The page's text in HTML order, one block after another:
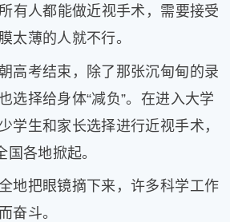
有人都能做近视手术，需要接受
太薄的人就不行。
高考结束，除了那张沉甸甸的录
选择给身体“减负”。在进入大学
学生和家长选择进行近视手术，
国各地掀起。
地把眼镜摘下来，许多科学工作
奋斗。